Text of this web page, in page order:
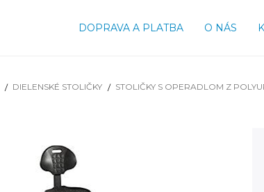
DOPRAVA A PLATBA O NÁS
DIELENSKÉ STOLIČKY STOLIČKY S OPERADLOM Z